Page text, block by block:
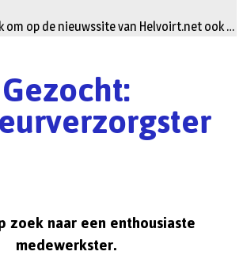
om op de nieuwssite van Helvoirt.net ook …
Gezocht:
zoek naar een enthousiaste
medewerkster.